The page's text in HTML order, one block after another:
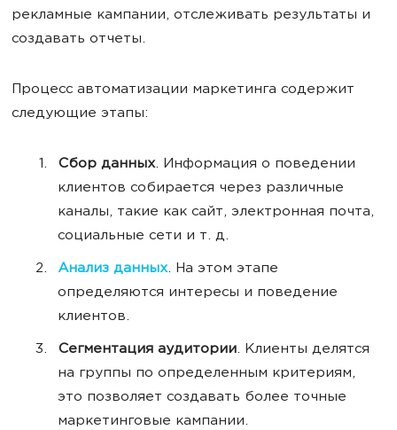
рекламные кампании, отслеживать результаты и
создавать отчеты.
Процесс автоматизации маркетинга содержит
следующие этапы:
Сбор данных. Информация о поведении
клиентов собирается через различные
каналы, такие как сайт, электронная почта,
социальные сети и т. д.
Анализ данных. На этом этапе
определяются интересы и поведение
клиентов.
Сегментация аудитории. Клиенты делятся
на группы по определенным критериям,
это позволяет создавать более точные
маркетинговые кампании.